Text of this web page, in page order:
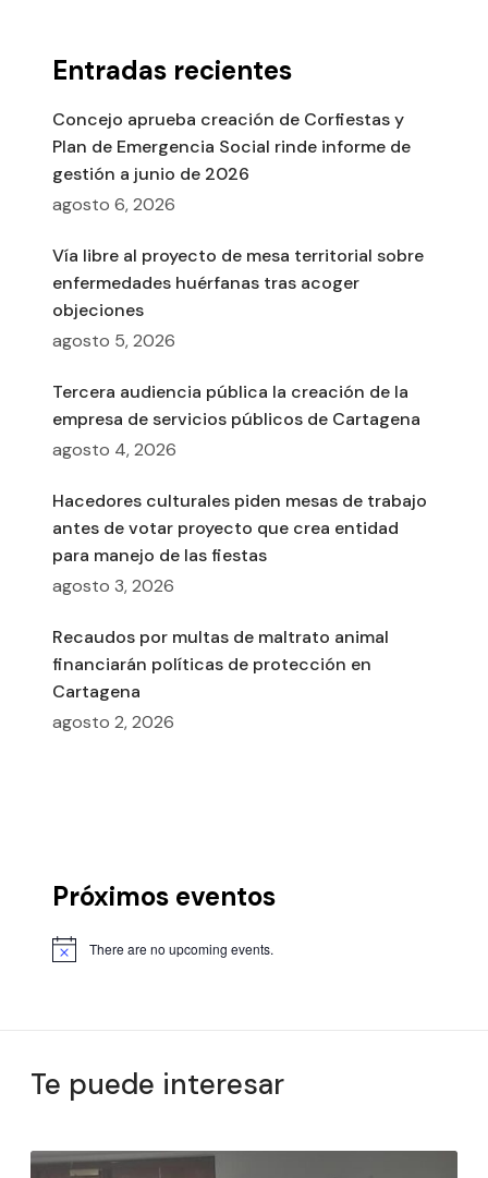
Entradas recientes
Concejo aprueba creación de Corfiestas y
Plan de Emergencia Social rinde informe de
gestión a junio de 2026
agosto 6, 2026
Vía libre al proyecto de mesa territorial sobre
enfermedades huérfanas tras acoger
objeciones
agosto 5, 2026
Tercera audiencia pública la creación de la
empresa de servicios públicos de Cartagena
agosto 4, 2026
Hacedores culturales piden mesas de trabajo
antes de votar proyecto que crea entidad
para manejo de las fiestas
agosto 3, 2026
Recaudos por multas de maltrato animal
financiarán políticas de protección en
Cartagena
agosto 2, 2026
Próximos eventos
There are no upcoming events.
Te puede interesar